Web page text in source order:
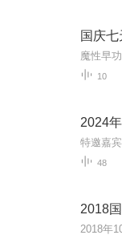
国庆七
魔性早
10
2024
48
2018